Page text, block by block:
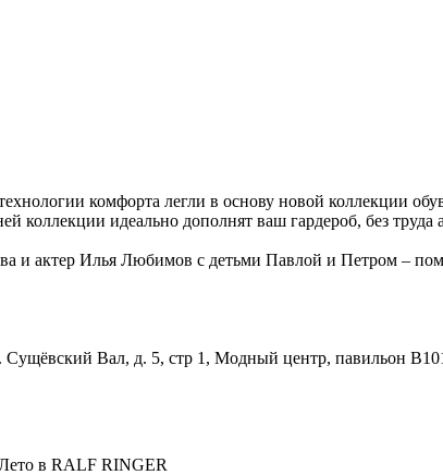
комфорта легли в основу новой коллекции
коллекции идеально дополнят ваш гардероб, без труда
и актер Илья Любимов с детьми Павлой и Петром –
Вал, д. 5, стр 1, Модный центр, павильон
в RALF RINGER